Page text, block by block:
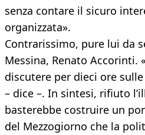
senza contare il sicuro
organizzata».
Contrarissimo, pure lui da
Messina, Renato Accorinti.
discutere per dieci ore
– dice –. In sintesi, rifiuto
basterebbe costruire un
del Mezzogiorno che la